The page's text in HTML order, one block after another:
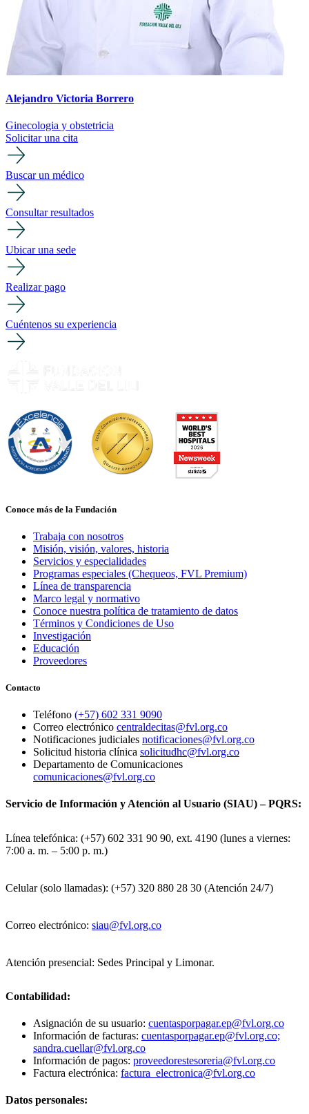
Alejandro Victoria Borrero
Ginecologia y obstetricia
Solicitar una cita
Buscar un médico
Consultar resultados
Ubicar una sede
Realizar pago
Cuéntenos su experiencia
Conoce más de la Fundación
Trabaja con nosotros
Misión, visión, valores, historia
Servicios y especialidades
Programas especiales (Chequeos, FVL Premium)
Línea de transparencia
Marco legal y normativo
Conoce nuestra política de tratamiento de datos
Términos y Condiciones de Uso
Investigación
Educación
Proveedores
Contacto
Teléfono (+57) 602 331 9090
Correo electrónico centraldecitas@fvl.org.co
Notificaciones judiciales notificaciones@fvl.org.co
Solicitud historia clínica solicitudhc@fvl.org.co
Departamento de Comunicaciones
comunicaciones@fvl.org.co
Servicio de Información y Atención al Usuario (SIAU) – PQRS:
Línea telefónica: (+57) 602 331 90 90, ext. 4190 (lunes a viernes:
7:00 a. m. – 5:00 p. m.)
Celular (solo llamadas): (+57) 320 880 28 30 (Atención 24/7)
Correo electrónico: siau@fvl.org.co
Atención presencial: Sedes Principal y Limonar.
Contabilidad:
Asignación de su usuario: cuentasporpagar.ep@fvl.org.co
Información de facturas: cuentasporpagar.ep@fvl.org.co;
sandra.cuellar@fvl.org.co
Información de pagos: proveedorestesoreria@fvl.org.co
Factura electrónica: factura_electronica@fvl.org.co
Datos personales: